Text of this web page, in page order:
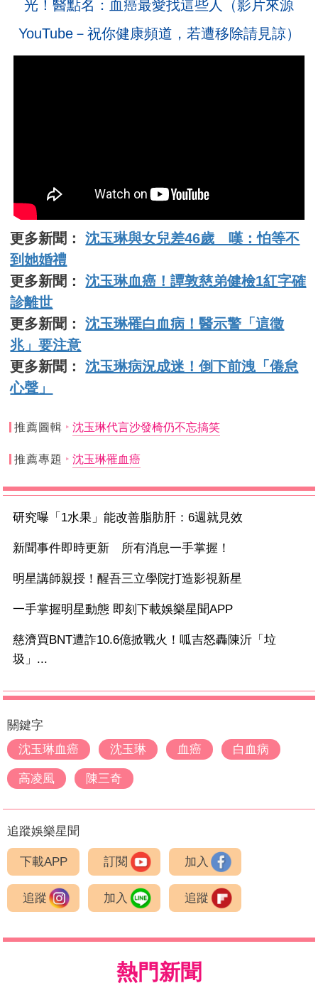
光！醫點名：血癌最愛找這些人（影片來源
YouTube－祝你健康頻道，若遭移除請見諒）​
更多新聞：沈玉琳與女兒差46歲 嘆：怕等不
到她婚禮
更多新聞：沈玉琳血癌！譚敦慈弟健檢1紅字確
診離世
更多新聞：沈玉琳罹白血病！醫示警「這徵
兆」要注意
更多新聞：沈玉琳病況成迷！倒下前洩「倦怠
心聲」
推薦圖輯 沈玉琳代言沙發椅仍不忘搞笑
推薦專題 沈玉琳罹血癌
研究曝「1水果」能改善脂肪肝：6週就見效
新聞事件即時更新 所有消息一手掌握！
明星講師親授！醒吾三立學院打造影視新星
一手掌握明星動態 即刻下載娛樂星聞APP
慈濟買BNT遭詐10.6億掀戰火！呱吉怒轟陳沂「垃
圾」...
關鍵字
沈玉琳血癌
沈玉琳 血癌 白血病
高凌風 陳三奇
追蹤娛樂星聞
下載APP 訂閱 加入
追蹤 加入 追蹤
熱門新聞